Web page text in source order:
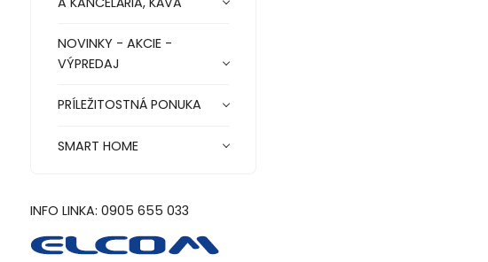
NOVINKY - AKCIE -
VÝPREDAJ
PRÍLEŽITOSTNÁ PONUKA
SMART HOME
INFO LINKA: 0905 655 033